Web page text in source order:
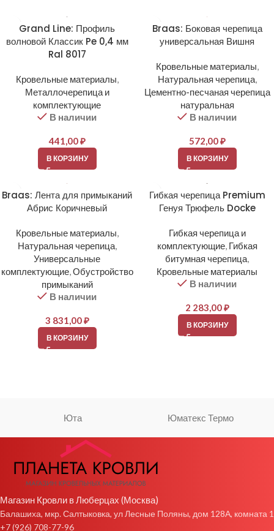
Grand Line: Профиль
волновой Классик Pe 0,4 мм
Ral 8017
Кровельные материалы,
Металлочерепица и
комплектующие
В наличии
441,00₽
В КОРЗИНУ
Braas: Боковая черепица
универсальная Вишня
Кровельные материалы,
Натуральная черепица,
Цементно-песчаная черепица
натуральная
В наличии
572,00₽
В КОРЗИНУ
Braas: Лента для примыканий
Абрис Коричневый
Кровельные материалы,
Натуральная черепица,
Универсальные
комплектующие,Обустройство
примыканий
В наличии
3 831,00₽
В КОРЗИНУ
Гибкая черепица Premium
Генуя Трюфель Docke
Гибкая черепица и
комплектующие, Гибкая
битумная черепица,
Кровельные материалы
В наличии
2 283,00₽
В КОРЗИНУ
Юта Юматекс Термо
Магазин Кровли в Люберцах (Москва)
Балашиха, мкр. Салтыковка, ул Лесные Поляны, дом 128А, комната 1
+7 (926) 708-77-96